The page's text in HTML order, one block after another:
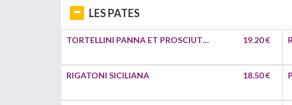
LES PATES
TORTELLINI PANNA ET PROSCIUTTO 19.20 €
RIGATONI SICILIANA 18.50 €